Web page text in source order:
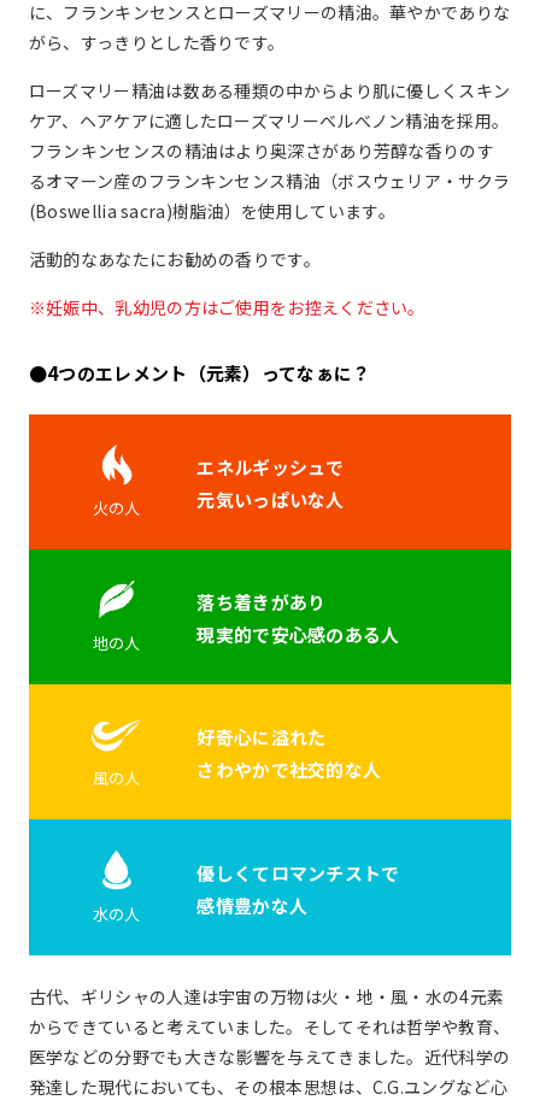
に、フランキンセンスとローズマリーの精油。華やかでありな
がら、すっきりとした香りです。
ローズマリー精油は数ある種類の中からより肌に優しくスキン
ケア、ヘアケアに適したローズマリーベルべノン精油を採用。
フランキンセンスの精油はより奥深さがあり芳醇な香りのす
るオマーン産のフランキンセンス精油（ボスウェリア・サクラ
(Boswellia sacra)樹脂油）を使用しています。
活動的なあなたにお勧めの香りです。
※妊娠中、乳幼児の方はご使用をお控えください。
●4つのエレメント（元素）ってなぁに？
火の人
エネルギッシュで
元気いっぱいな人
地の人
落ち着きがあり
現実的で安心感のある人
風の人
好奇心に溢れた
さわやかで社交的な人
水の人
優しくてロマンチストで
感情豊かな人
古代、ギリシャの人達は宇宙の万物は火・地・風・水の4元素
からできていると考えていました。そしてそれは哲学や教育、
医学などの分野でも大きな影響を与えてきました。近代科学の
発達した現代においても、その根本思想は、C.G.ユングなど心